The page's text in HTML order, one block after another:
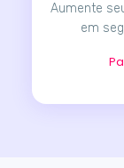
Aumente
em